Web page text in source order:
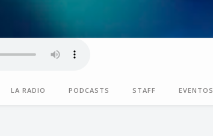
LA RADIO PODCASTS STAFF EVENTOS